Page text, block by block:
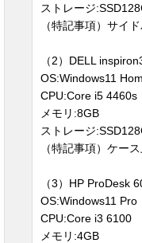
ストレージ
（特記事項）サイ
（2）DELL
OS:Windows11
CPU:Core i5 4460s
メモリ:8GB
ストレージ
（特記事項）ケー
（3）HP ProDesk
OS:Windows11 Pro
CPU:Core i3 6100
メモリ:4GB